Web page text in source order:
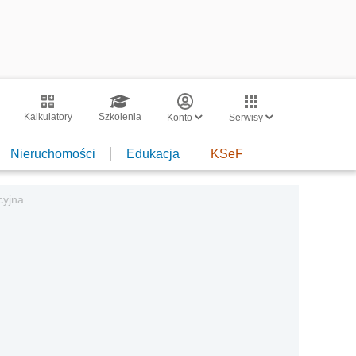
Kalkulatory Szkolenia Konto Serwisy
Nieruchomości Edukacja KSeF